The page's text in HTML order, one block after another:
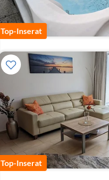
Top-Inserat
Top-Inserat